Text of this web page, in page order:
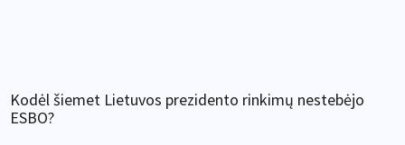
Kodėl šiemet Lietuvos prezidento rinkimų nestebėjo
ESBO?